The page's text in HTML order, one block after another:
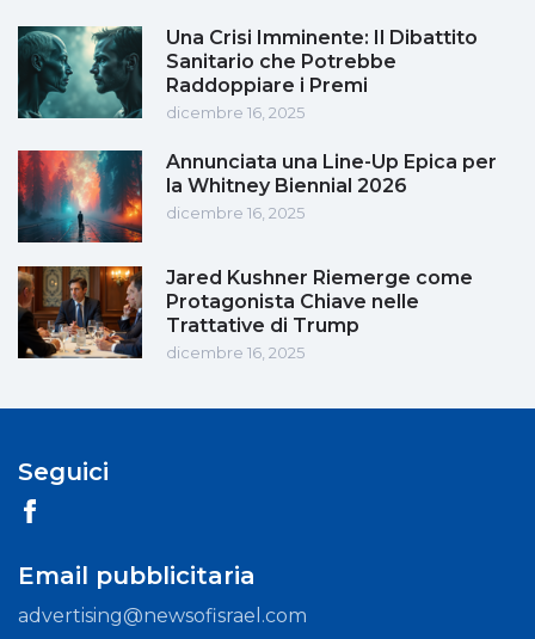
Una Crisi Imminente: Il Dibattito
Sanitario che Potrebbe
Raddoppiare i Premi
dicembre 16, 2025
Annunciata una Line-Up Epica per
la Whitney Biennial 2026
dicembre 16, 2025
Jared Kushner Riemerge come
Protagonista Chiave nelle
Trattative di Trump
dicembre 16, 2025
Seguici
Email pubblicitaria
advertising@newsofisrael.com